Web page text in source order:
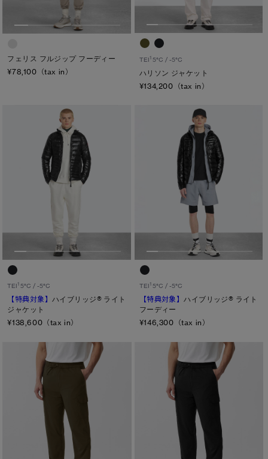
フェリス フルジップ フーディー
¥78,100（tax in）
TEI15°C / -5°C
ハリソン ジャケット
¥134,200（tax in）
TEI1 5°C / -5°C
【特典対象】ハイブリッジ® ライト
ジャケット
¥138,600（tax in）
TEI15°C / -5°C
【特典対象】ハイブリッジ® ライト
フーディー
¥146,300（tax in）